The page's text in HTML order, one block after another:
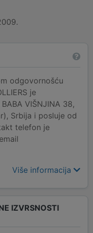
odgovornošću
je
VIŠNJINA 38,
Srbija i posluje od
telefon je
Više informacija
IZVRSNOSTI